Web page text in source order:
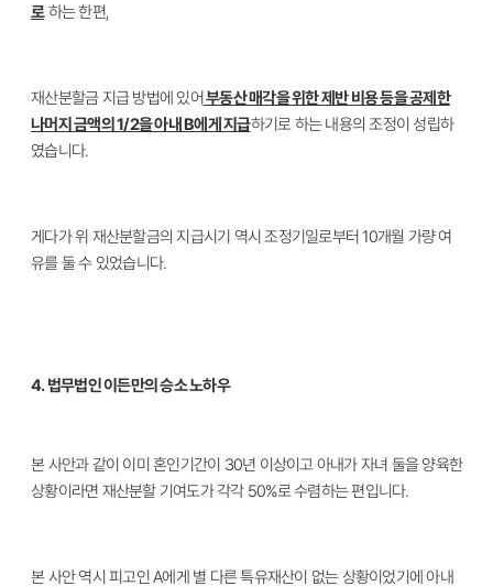
로하는 한편,
재산분할금 지급 방법에 있어부동산 매각을 위한 제반 비용 등을 공제한
나머지 금액의 1/2을 아내 B에게 지급하기로 하는 내용의 조정이 성립하
였습니다.
게다가 위 재산분할금의 지급시기 역시 조정기일로부터 10개월 가량 여
유를 둘 수 있었습니다.
4. 법무법인 이든만의 승소 노하우
본 사안과 같이 이미 혼인기간이 30년 이상이고 아내가 자녀 둘을 양육한
상황이라면 재산분할 기여도가 각각 50%로 수렴하는 편입니다.
본 사안 역시 피고인 A에게 별 다른 특유재산이 없는 상황이었기에 아내